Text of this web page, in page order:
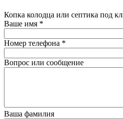
Копка колодца или септика под
Ваше имя *
Номер телефона *
Вопрос или сообщение
Ваша фамилия